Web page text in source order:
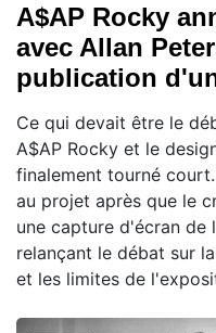
A$AP Rocky
avec Allan
publication
Ce qui devait être le
A$AP Rocky et le
finalement tourné
au projet après que le
une capture d'écran de
relançant le débat sur
et les limites de